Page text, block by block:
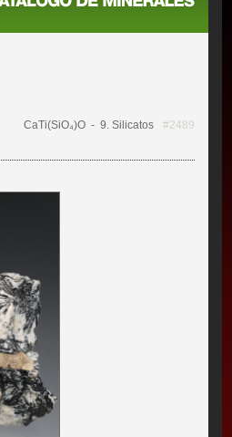
CaTi(SiO₄)O- 9. Silicatos #2489